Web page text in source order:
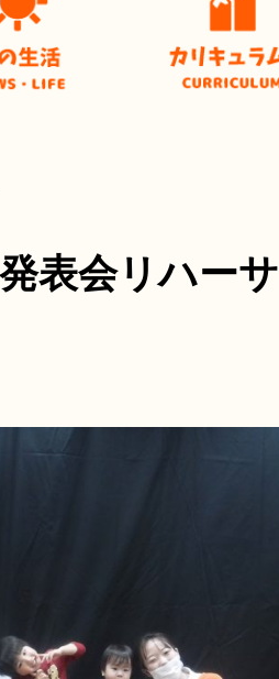
表会リハーサ